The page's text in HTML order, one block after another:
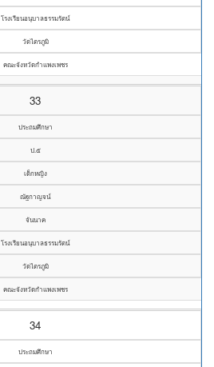
โรงเรียนอนุบาลธรรมรัตน์
วัดไตรภูมิ
คณะจังหวัดกำแพงเพชร
33
ประถมศึกษา
ป.๕
เด็กหญิง
ณัฐกาญจน์
จันนาค
โรงเรียนอนุบาลธรรมรัตน์
วัดไตรภูมิ
คณะจังหวัดกำแพงเพชร
34
ประถมศึกษา